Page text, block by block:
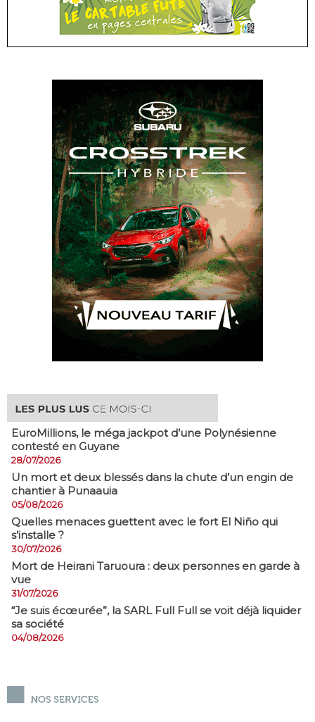
EuroMillions, ​le méga jackpot d’une Polynésienne
contesté en Guyane
28/07/2026
​Un mort et deux blessés dans la chute d’un engin de
chantier à Punaauia
05/08/2026
Quelles menaces guettent avec le fort El Niño qui
s’installe ?
30/07/2026
Mort de Heirani Taruoura : deux personnes en garde à
vue
31/07/2026
​“Je suis écœurée”, la SARL Full Full se voit déjà liquider
sa société
04/08/2026